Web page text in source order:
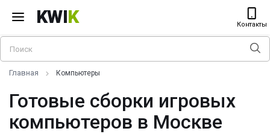
KWIK Контакты
Главная Компьютеры
Готовые сборки игровых
компьютеров в Москве